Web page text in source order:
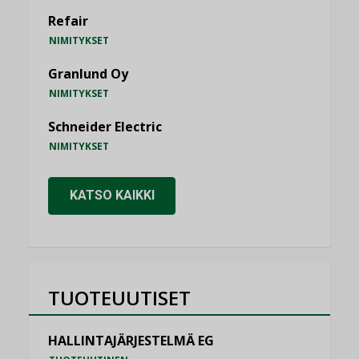
Refair
NIMITYKSET
Granlund Oy
NIMITYKSET
Schneider Electric
NIMITYKSET
KATSO KAIKKI
TUOTEUUTISET
HALLINTAJÄRJESTELMÄ EG